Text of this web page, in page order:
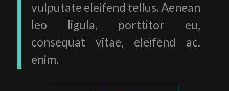
vulputate eleifend tellus. Aenean
leo ligula, porttitor eu,
consequat vitae, eleifend ac,
enim.